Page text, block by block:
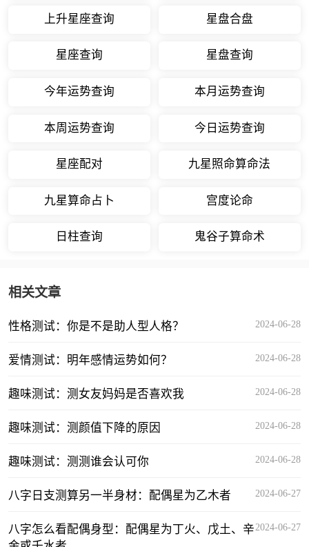
上升星座查询 星盘合盘
星座查询 星盘查询
今年运势查询 本月运势查询
本周运势查询 今日运势查询
星座配对 九星照命算命法
九星算命占卜 宫度论命
日柱查询 鬼谷子算命术
相关文章
性格测试：你是不是助人型人格？ 2024-06-28
爱情测试：明年感情运势如何？ 2024-06-28
趣味测试：测女友妈妈是否喜欢我 2024-06-28
趣味测试：测颜值下降的原因 2024-06-28
趣味测试：测测谁会认可你 2024-06-28
八字日支测算另一半身材：配偶星为乙木者 2024-06-27
八字怎么看配偶身型：配偶星为丁火、戊土、辛2024-06-27